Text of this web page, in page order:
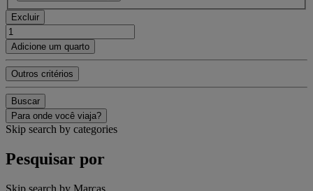
Excluir
Adicione um quarto
Outros critérios
Buscar
Para onde você viaja?
Skip search by categories
Pesquisar por
Skip search by Marcas